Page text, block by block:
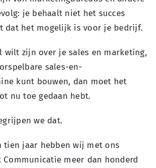
je behaalt niet het succes
dat het mogelijk is voor je bedrijf.
wilt zijn over je sales en marketing,
sales-en-
kunt bouwen, dan moet het
nu toe gedaan hebt.
we dat.
tien jaar hebben wij met ons
meer dan honderd